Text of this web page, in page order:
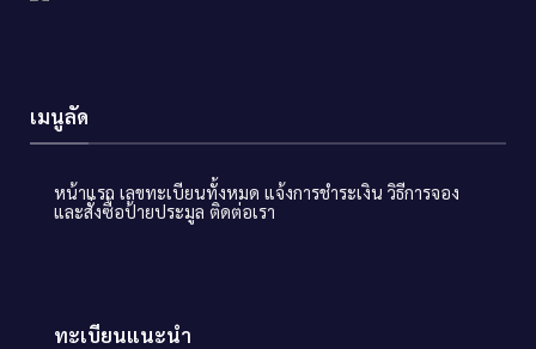
เมนูลัด
หน้าแรก เลขทะเบียนทั้งหมด แจ้งการชำระเงิน วิธีการจอง
และสั่งซื้อป้ายประมูล ติดต่อเรา
ทะเบียนแนะนำ